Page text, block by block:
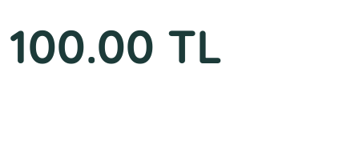
100.00 TL